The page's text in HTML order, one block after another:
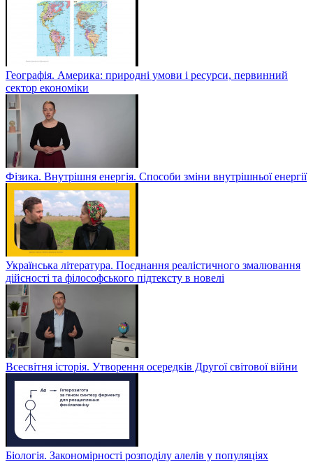
Географія. Америка: природні умови і ресурси, первинний
сектор економіки
Фізика. Внутрішня енергія. Способи зміни внутрішньої енергії
Українська література. Поєднання реалістичного змалювання
дійсності та філософського підтексту в новелі
Всесвітня історія. Утворення осередків Другої світової війни
Біологія. Закономірності розподілу алелів у популяціях